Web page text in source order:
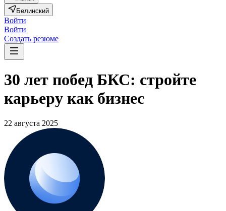
Белинский
Войти
Войти
Создать резюме
30 лет побед БКС: стройте
карьеру как бизнес
22 августа 2025